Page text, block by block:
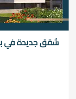
شقق جديدة في